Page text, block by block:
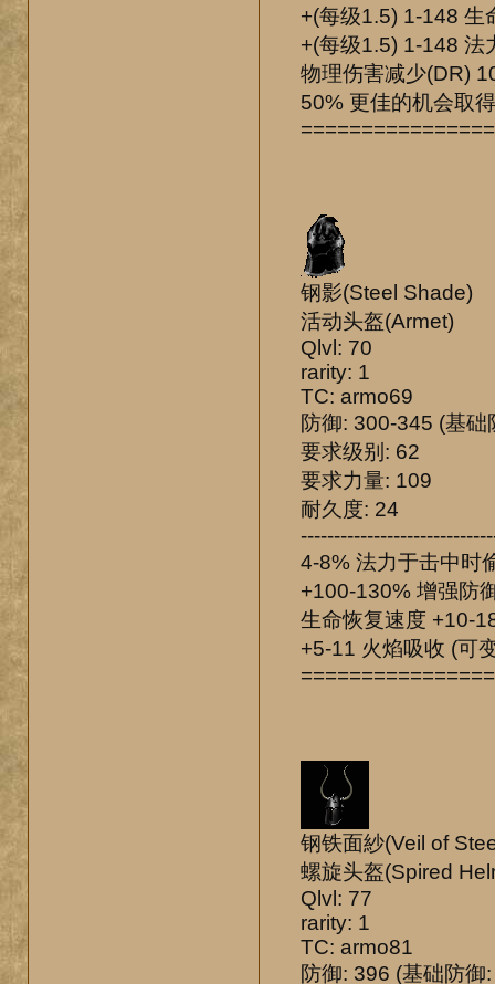
+(每级1.5) 1-148 生
+(每级1.5) 1-148 法
物理伤害减少(DR)
50% 更佳的机会取
钢影(Steel Shade)
活动头盔(Armet)
Qlvl: 70
rarity: 1
TC: armo69
防御: 300-345 (基
要求级别: 62
要求力量: 109
耐久度: 24
4-8% 法力于击中时
+100-130% 增强防
生命恢复速度 +10-
+5-11 火焰吸收 (可
钢铁面紗(Veil of
螺旋头盔(Spired
Qlvl: 77
rarity: 1
TC: armo81
防御: 396 (基础防御